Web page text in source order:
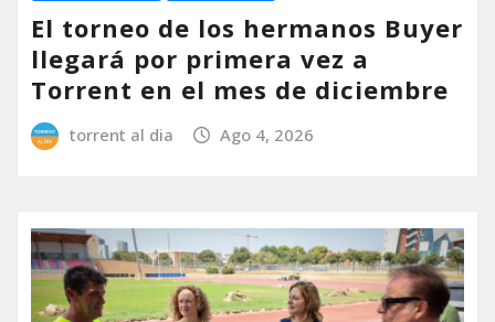
El torneo de los hermanos Buyer
llegará por primera vez a
Torrent en el mes de diciembre
torrent al dia Ago 4, 2026